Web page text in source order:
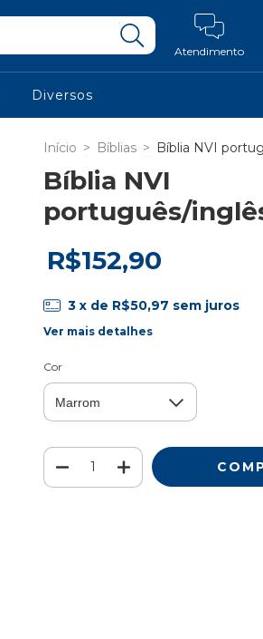
Atendimento
Diversos
Início > Bíblias > Bíblia NVI
Bíblia NVI
português/
R$152,90
3 x de R$50,97 sem juros
Ver mais detalhes
Cor